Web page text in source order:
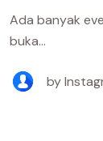
Ada banyak
buka...
by